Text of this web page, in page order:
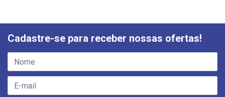
Cadastre-se para receber nossas ofertas!